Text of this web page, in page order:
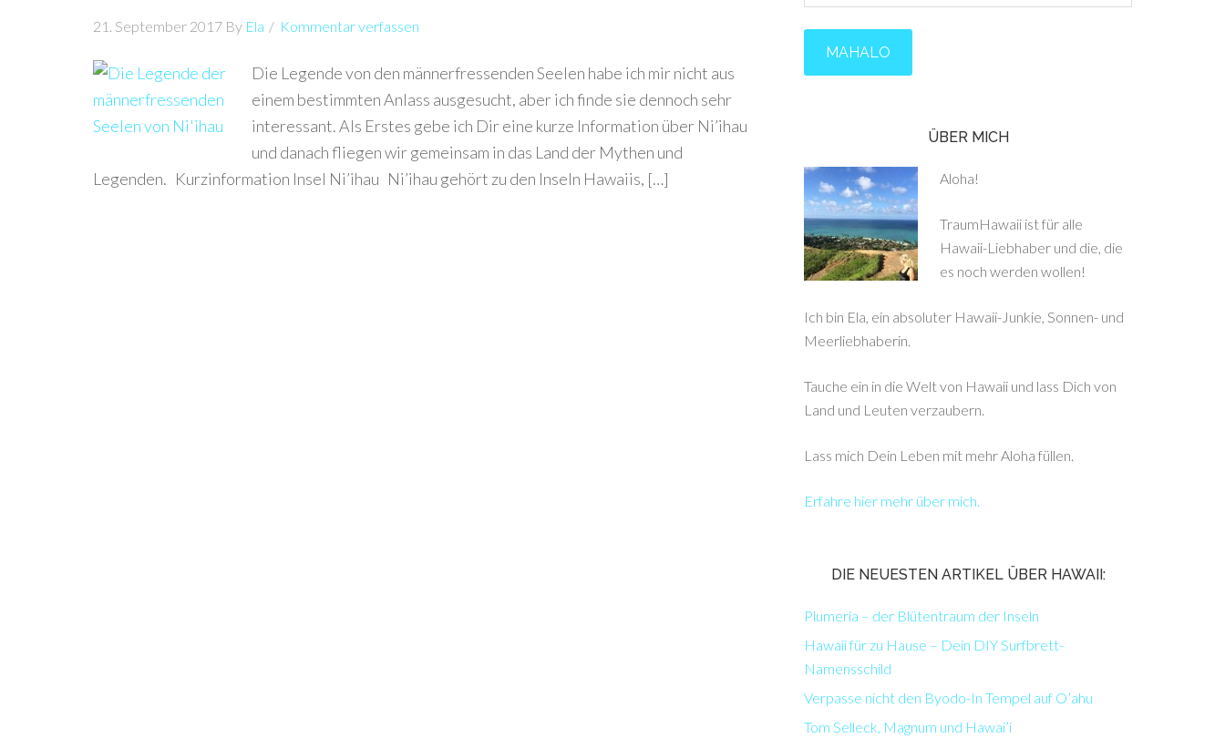
21. September 2017 By Ela Kommentar verfassen
Die Legende von den männerfressenden Seelen habe ich mir nicht aus
einem bestimmten Anlass ausgesucht, aber ich finde sie dennoch sehr
interessant. Als Erstes gebe ich Dir eine kurze Information über Ni’ihau
und danach fliegen wir gemeinsam in das Land der Mythen und
Legenden. Kurzinformation Insel Ni’ihau Ni’ihau gehört zu den Inseln Hawaiis, […]
ÜBER MICH
Aloha!
TraumHawaii ist für alle
Hawaii-Liebhaber und die, die
es noch werden wollen!
Ich bin Ela, ein absoluter Hawaii-Junkie, Sonnen- und
Meerliebhaberin.
Tauche ein in die Welt von Hawaii und lass Dich von
Land und Leuten verzaubern.
Lass mich Dein Leben mit mehr Aloha füllen.
Erfahre hier mehr über mich.
DIE NEUESTEN ARTIKEL ÜBER HAWAII:
Plumeria – der Blütentraum der Inseln
Hawaii für zu Hause – Dein DIY Surfbrett-
Namensschild
Verpasse nicht den Byodo-In Tempel auf O’ahu
Tom Selleck, Magnum und Hawai’i